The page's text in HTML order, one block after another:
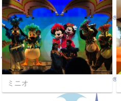
ミニオ